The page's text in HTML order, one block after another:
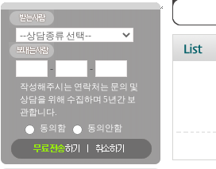
- -
작성해주시는 연락처는 문의 및
상담을 위해 수집하며 5년간 보
관합니다.
동의함
동의안함